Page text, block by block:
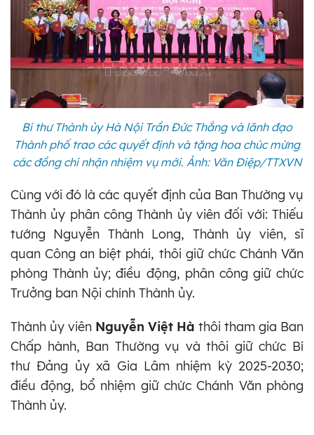
Bí thư Thành ủy Hà Nội Trần Đức Thắng và lãnh đạo
Thành phố trao các quyết định và tặng hoa chúc mừng
các đồng chí nhận nhiệm vụ mới. Ảnh: Văn Điệp/TTXVN
Cùng với đó là các quyết định của Ban Thường vụ
Thành ủy phân công Thành ủy viên đối với: Thiếu
tướng Nguyễn Thành Long, Thành ủy viên, sĩ
quan Công an biệt phái, thôi giữ chức Chánh Văn
phòng Thành ủy; điều động, phân công giữ chức
Trưởng ban Nội chính Thành ủy.
Thành ủy viên Nguyễn Việt Hà thôi tham gia Ban
Chấp hành, Ban Thường vụ và thôi giữ chức Bí
thư Đảng ủy xã Gia Lâm nhiệm kỳ 2025-2030;
điều động, bổ nhiệm giữ chức Chánh Văn phòng
Thành ủy.